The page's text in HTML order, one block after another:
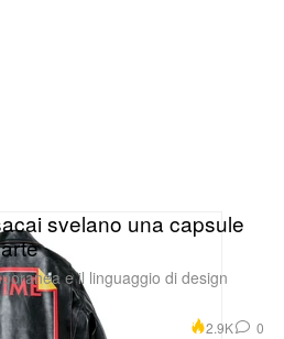
svelano una capsule
e il linguaggio di design
2.9K 0